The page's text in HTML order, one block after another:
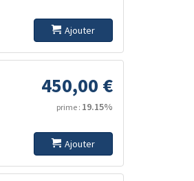
Ajouter
450,00 €
prime : 19.15%
Ajouter